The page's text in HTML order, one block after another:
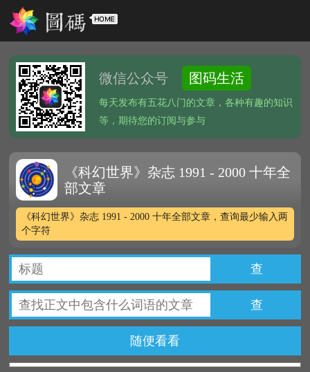
微信公众号 图码生活
每天发布有五花八门的文章，各种有趣的知识
等，期待您的订阅与参与
《科幻世界》杂志 1991 - 2000 十年全
部文章
《科幻世界》杂志 1991 - 2000 十年全部文章，查询最少输入两
个字符
查
查
随便看看